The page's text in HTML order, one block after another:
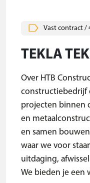
Vast contract /
TEKLA
Over HTB
constructiebedrijf
projecten binnen
en
en samen
waar we voor
uitdaging,
We bieden je een